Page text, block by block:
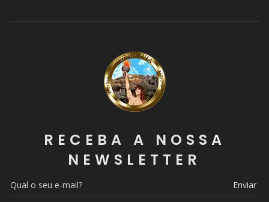
RECEBA A NOSSA
NEWSLETTER
Enviar